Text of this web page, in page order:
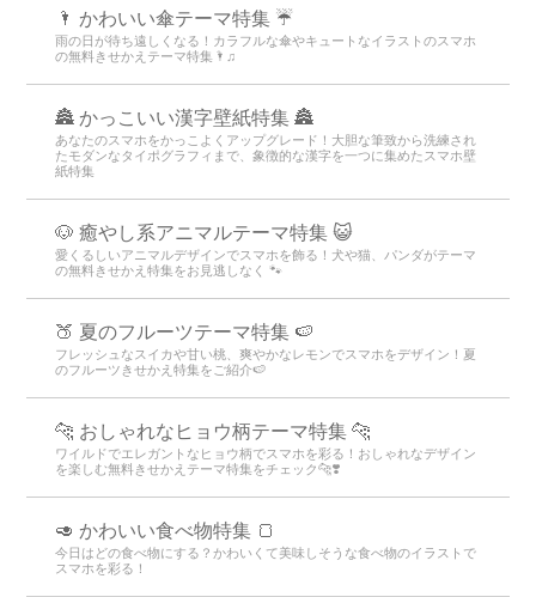
🌂 かわいい傘テーマ特集 ☔
雨の日が待ち遠しくなる！カラフルな傘やキュートなイラストのスマホ
の無料きせかえテーマ特集🌂♫
🏯 かっこいい漢字壁紙特集 🏯
あなたのスマホをかっこよくアップグレード！大胆な筆致から洗練され
たモダンなタイポグラフィまで、象徴的な漢字を一つに集めたスマホ壁
紙特集
🐶 癒やし系アニマルテーマ特集 😺
愛くるしいアニマルデザインでスマホを飾る！犬や猫、パンダがテーマ
の無料きせかえ特集をお見逃しなく 🐾
🍑 夏のフルーツテーマ特集 🍉
フレッシュなスイカや甘い桃、爽やかなレモンでスマホをデザイン！夏
のフルーツきせかえ特集をご紹介🍉
🐆 おしゃれなヒョウ柄テーマ特集 🐆
ワイルドでエレガントなヒョウ柄でスマホを彩る！おしゃれなデザイン
を楽しむ無料きせかえテーマ特集をチェック🐆❣️
🥑 かわいい食べ物特集 🍞
今日はどの食べ物にする？かわいくて美味しそうな食べ物のイラストで
スマホを彩る！